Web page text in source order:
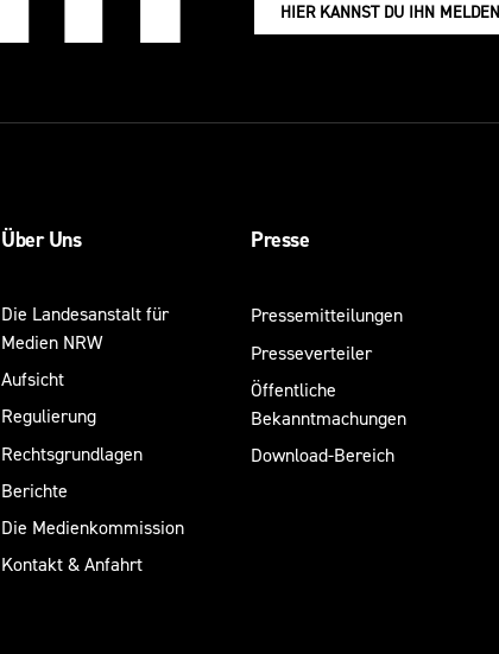
HIER KANNST DU IHN MELDEN
Über Uns
Die Landesanstalt für
Medien NRW
Aufsicht
Regulierung
Rechtsgrundlagen
Berichte
Die Medienkommission
Kontakt & Anfahrt
Presse
Pressemitteilungen
Presseverteiler
Öffentliche
Bekanntmachungen
Download-Bereich